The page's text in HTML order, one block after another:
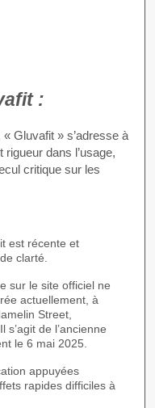
:
Gluvafit » s’adresse à
dans l’usage,
critique sur les
est récente et
clarté.
sur le site officiel ne
actuellement, à
Street,
s’agit de l’ancienne
le 6 mai 2025.
appuyées
rapides difficiles à